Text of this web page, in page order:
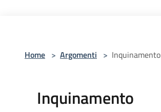
Home > Argomenti > Inquinamento
Inquinamento